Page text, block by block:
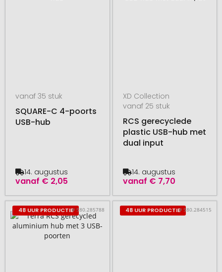
vanaf 35 stuk
SQUARE-C 4-poorts
USB-hub
vanaf € 2,05
14. augustus
XD Collection
vanaf 25 stuk
RCS gerecyclede
plastic USB-hub met
dual input
vanaf € 7,70
14. augustus
48 UUR PRODUCTIE# 580.285788 48 UUR PRODUCTIE# 580.284515